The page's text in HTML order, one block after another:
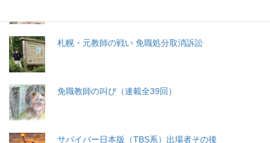
札幌・元教師の戦い 免職処分取消訴訟
免職教師の叫び（連載全39回）
サバイバー日本版（TBS系）出場者その後